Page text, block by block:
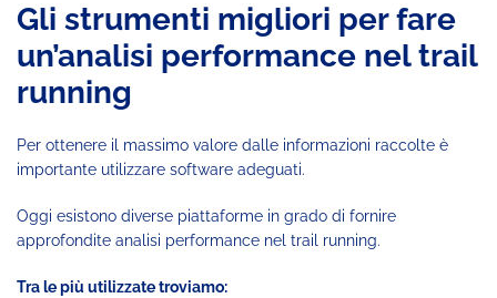
Gli strumenti migliori per fare
un’analisi performance nel trail
running
Per ottenere il massimo valore dalle informazioni raccolte è
importante utilizzare software adeguati.
Oggi esistono diverse piattaforme in grado di fornire
approfondite analisi performance nel trail running.
Tra le più utilizzate troviamo: